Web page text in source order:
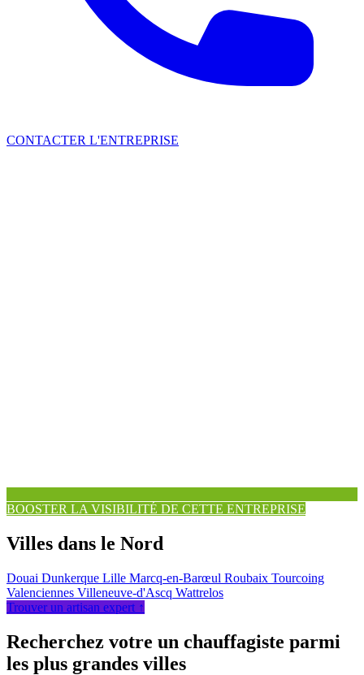
CONTACTER L'ENTREPRISE
BOOSTER LA VISIBILITÉ DE CETTE ENTREPRISE
Villes dans le Nord
Douai Dunkerque Lille Marcq-en-Barœul Roubaix Tourcoing
Valenciennes Villeneuve-d'Ascq Wattrelos
Trouver un artisan expert ↑
Recherchez votre un chauffagiste parmi
les plus grandes villes